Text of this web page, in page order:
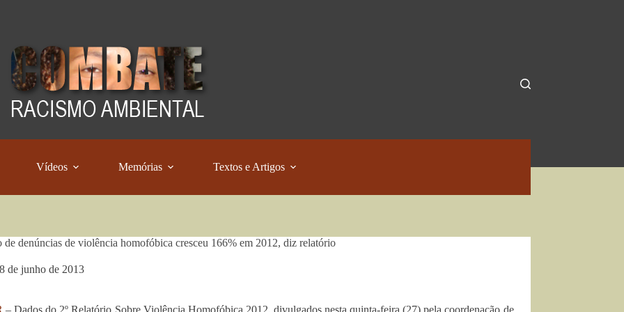
Vídeos Memórias Textos e Artigos
de denúncias de violência homofóbica cresceu 166% em 2012, diz relatório
de junho de 2013
– Dados do 2º Relatório Sobre Violência Homofóbica 2012, divulgados nesta quinta-feira (27) pela coordenação de